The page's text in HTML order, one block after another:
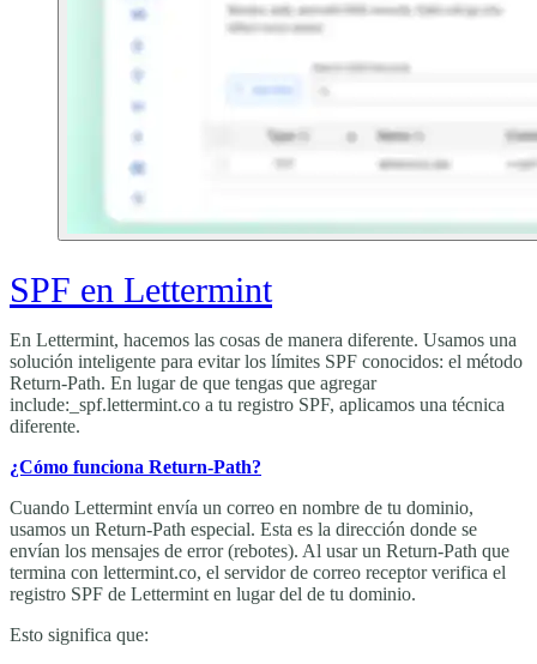
SPF en Lettermint
En Lettermint, hacemos las cosas de manera diferente. Usamos una
solución inteligente para evitar los límites SPF conocidos: el método
Return-Path. En lugar de que tengas que agregar
include:_spf.lettermint.co a tu registro SPF, aplicamos una técnica
diferente.
¿Cómo funciona Return-Path?
Cuando Lettermint envía un correo en nombre de tu dominio,
usamos un Return-Path especial. Esta es la dirección donde se
envían los mensajes de error (rebotes). Al usar un Return-Path que
termina con lettermint.co, el servidor de correo receptor verifica el
registro SPF de Lettermint en lugar del de tu dominio.
Esto significa que: